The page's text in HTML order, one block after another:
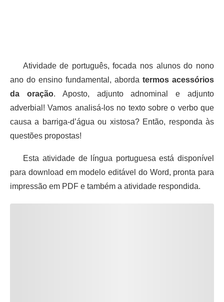
Atividade de português, focada nos alunos do nono
ano do ensino fundamental, aborda termos acessórios
da oração. Aposto, adjunto adnominal e adjunto
adverbial! Vamos analisá-los no texto sobre o verbo que
causa a barriga-d’água ou xistosa? Então, responda às
questões propostas!
Esta atividade de língua portuguesa está disponível
para download em modelo editável do Word, pronta para
impressão em PDF e também a atividade respondida.